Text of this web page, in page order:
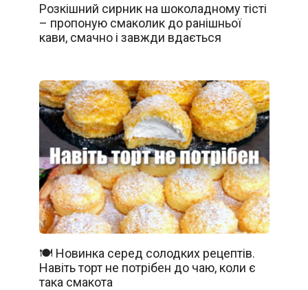
Розкішний сирник на шоколадному тісті
– пропоную смаколик до ранішньої
кави, смачно і завжди вдається
🍽️ Новинка серед солодких рецептів.
Навіть торт не потрібен до чаю, коли є
така смакота